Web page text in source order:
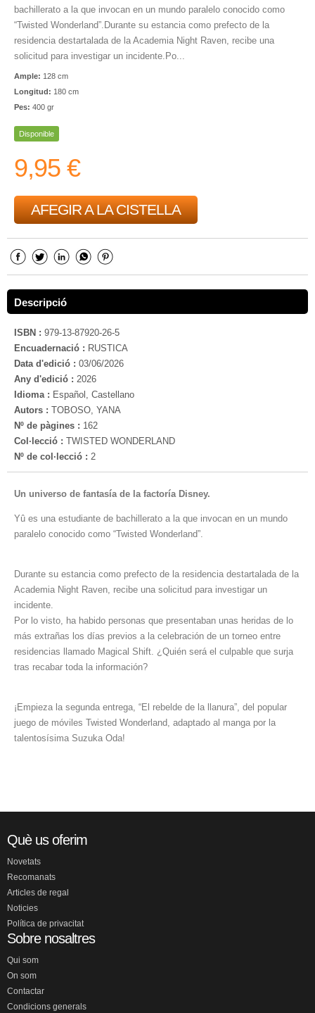
bachillerato a la que invocan en un mundo paralelo conocido como
“Twisted Wonderland”.Durante su estancia como prefecto de la
residencia destartalada de la Academia Night Raven, recibe una
solicitud para investigar un incidente.Po...
Ample: 128 cm
Longitud: 180 cm
Pes: 400 gr
Disponible
9,95 €
AFEGIR A LA CISTELLA
Descripció
ISBN : 979-13-87920-26-5
Encuadernació : RUSTICA
Data d'edició : 03/06/2026
Any d'edició : 2026
Idioma : Español, Castellano
Autors : TOBOSO, YANA
Nº de pàgines : 162
Col·lecció : TWISTED WONDERLAND
Nº de col·lecció : 2
Un universo de fantasía de la factoría Disney.
Yû es una estudiante de bachillerato a la que invocan en un mundo
paralelo conocido como “Twisted Wonderland”.
Durante su estancia como prefecto de la residencia destartalada de la
Academia Night Raven, recibe una solicitud para investigar un
incidente.
Por lo visto, ha habido personas que presentaban unas heridas de lo
más extrañas los días previos a la celebración de un torneo entre
residencias llamado Magical Shift. ¿Quién será el culpable que surja
tras recabar toda la información?
¡Empieza la segunda entrega, “El rebelde de la llanura”, del popular
juego de móviles Twisted Wonderland, adaptado al manga por la
talentosísima Suzuka Oda!
Què us oferim
Novetats
Recomanats
Articles de regal
Noticies
Política de privacitat
Sobre nosaltres
Qui som
On som
Contactar
Condicions generals